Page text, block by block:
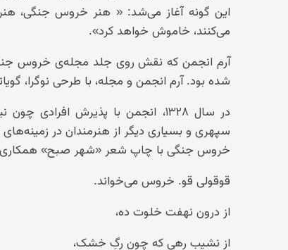
این گونه آغاز می‌شد: « هنر خروس جنگی،
می‌کنند، خاموش خواهد کرد».
آرم انجمن که نقش روی جلد مجله‌ی خروس
شده بود. آرم انجمن و مجله، با طرحی نوگرا،
در سال ۱۳۲۸، انجمن با پذیرش
سپهری و بسیاری دیگر از هنرمندان در
خروس جنگی با چاپ شعر «شهر صبح» همکاری
قوقولی قو. خروس می‌خواند.
از درون نهفت خلوت ده،
از نشیب رهی که چون رگِ خشک،